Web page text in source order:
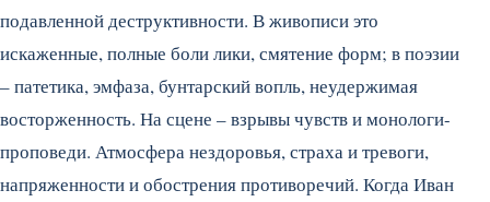
подавленной деструктивности. В живописи это
искаженные, полные боли лики, смятение форм; в поэзии
– патетика, эмфаза, бунтарский вопль, неудержимая
восторженность. На сцене – взрывы чувств и монологи-
проповеди. Атмосфера нездоровья, страха и тревоги,
напряженности и обострения противоречий. Когда Иван